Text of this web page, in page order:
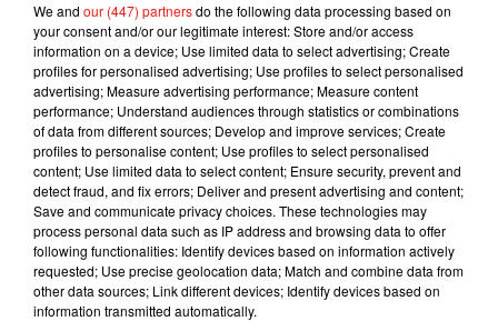
7 août 2026
Julien Lieb s’essaye à la vie de chatelain
dans son nouveau clip
7 août 2026
Madonna sort enfin le remix de « Love
Sensation » avec Kylie Minogue
Tayc et Didi B dévoilent le single le plus
We and our (447) partnersdo the following data processing based on
your consent and/or our legitimate interest: Store and/or access
information on a device; Use limited data to select advertising; Create
profiles for personalised advertising; Use profiles to select personalised
advertising; Measure advertising performance; Measure content
performance; Understand audiences through statistics or combinations
of data from different sources; Develop and improve services; Create
profiles to personalise content; Use profiles to select personalised
content; Use limited data to select content; Ensure security, prevent and
detect fraud, and fix errors; Deliver and present advertising and content;
Save and communicate privacy choices. These technologies may
process personal data such as IP address and browsing data to offer
following functionalities: Identify devices based on information actively
requested; Use precise geolocation data; Match and combine data from
other data sources; Link different devices; Identify devices based on
information transmitted automatically.